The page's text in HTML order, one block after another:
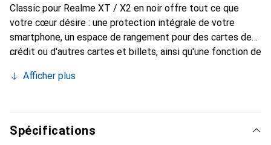
Classic pour Realme XT / X2 en noir offre tout ce que
votre cœur désire : une protection intégrale de votre
smartphone, un espace de rangement pour des cartes de
crédit ou d'autres cartes et billets, ainsi qu'une fonction de
Realme XT / X2 en toute sécurité et regarder des vidéos
coque livre en noir donne à votre smartphone un aspect
classique en cuir. Grâce à la fermeture magnétique, cette
coque protège votre Realme XT / X2 dans toutes les
Afficher plus
Spécifications